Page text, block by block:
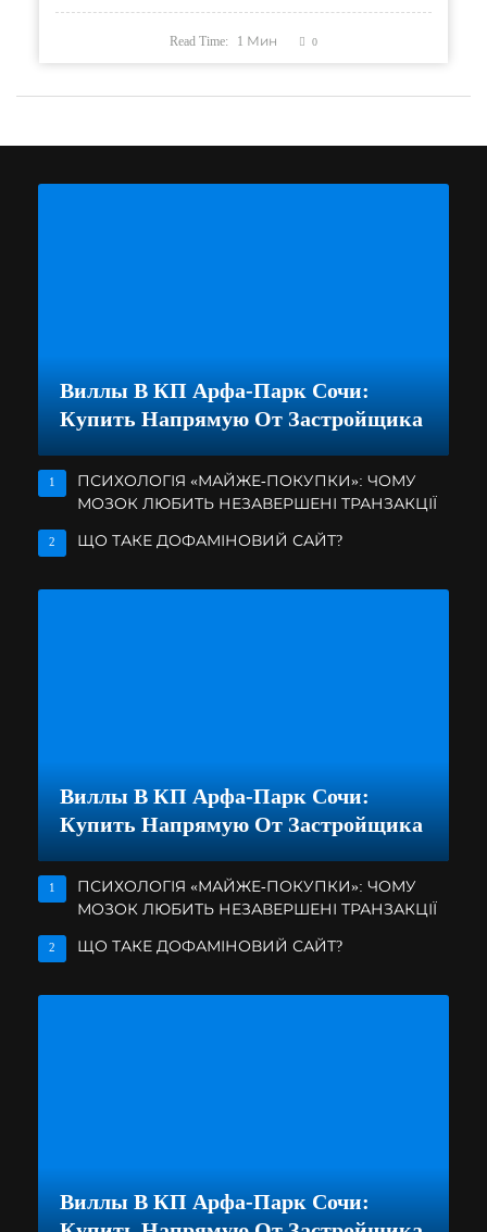
Read Time: 1 Мин 0
Виллы В КП Арфа-Парк Сочи:
Купить Напрямую От Застройщика
1
ПСИХОЛОГІЯ «МАЙЖЕ-ПОКУПКИ»: ЧОМУ
МОЗОК ЛЮБИТЬ НЕЗАВЕРШЕНІ ТРАНЗАКЦІЇ
2 ЩО ТАКЕ ДОФАМІНОВИЙ САЙТ?
Виллы В КП Арфа-Парк Сочи:
Купить Напрямую От Застройщика
1
ПСИХОЛОГІЯ «МАЙЖЕ-ПОКУПКИ»: ЧОМУ
МОЗОК ЛЮБИТЬ НЕЗАВЕРШЕНІ ТРАНЗАКЦІЇ
2 ЩО ТАКЕ ДОФАМІНОВИЙ САЙТ?
Виллы В КП Арфа-Парк Сочи: